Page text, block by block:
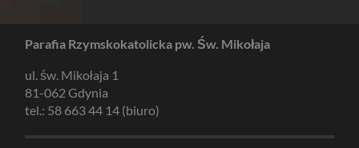
Parafia Rzymskokatolicka pw. Św. Mikołaja
ul. św. Mikołaja 1
81-062 Gdynia
tel.: 58 663 44 14 (biuro)